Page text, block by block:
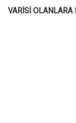
VARİSİ OLANLARA